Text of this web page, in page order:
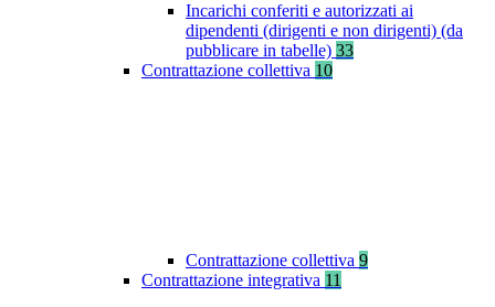
Incarichi conferiti e autorizzati ai
dipendenti (dirigenti e non dirigenti) (da
pubblicare in tabelle) 33
Contrattazione collettiva 10
Contrattazione collettiva 9
Contrattazione integrativa 11